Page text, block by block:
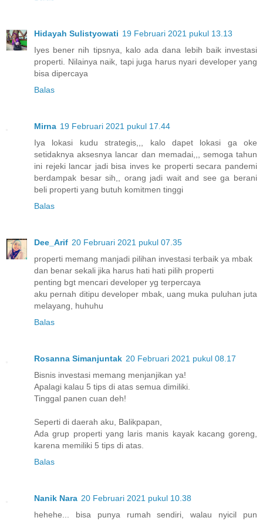
Hidayah Sulistyowati 19 Februari 2021 pukul 13.13
Iyes bener nih tipsnya, kalo ada dana lebih baik investasi
properti. Nilainya naik, tapi juga harus nyari developer yang
bisa dipercaya
Balas
Mirna 19 Februari 2021 pukul 17.44
Iya lokasi kudu strategis,,, kalo dapet lokasi ga oke
setidaknya aksesnya lancar dan memadai,,, semoga tahun
ini rejeki lancar jadi bisa inves ke properti secara pandemi
berdampak besar sih,, orang jadi wait and see ga berani
beli properti yang butuh komitmen tinggi
Balas
Dee_Arif 20 Februari 2021 pukul 07.35
properti memang manjadi pilihan investasi terbaik ya mbak
dan benar sekali jika harus hati hati pilih properti
penting bgt mencari developer yg terpercaya
aku pernah ditipu developer mbak, uang muka puluhan juta
melayang, huhuhu
Balas
Rosanna Simanjuntak 20 Februari 2021 pukul 08.17
Bisnis investasi memang menjanjikan ya!
Apalagi kalau 5 tips di atas semua dimiliki.
Tinggal panen cuan deh!
Seperti di daerah aku, Balikpapan,
Ada grup properti yang laris manis kayak kacang goreng,
karena memiliki 5 tips di atas.
Balas
Nanik Nara 20 Februari 2021 pukul 10.38
hehehe... bisa punya rumah sendiri, walau nyicil pun